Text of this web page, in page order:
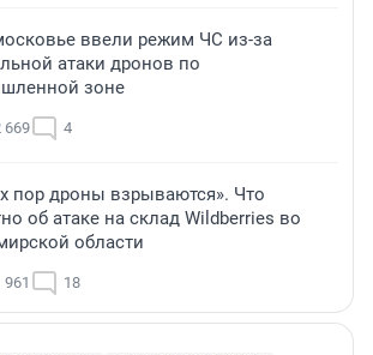
ввели режим ЧС из-за
атаки дронов по
зоне
669 4
пор дроны взрываются». Что
об атаке на склад Wildberries во
области
961 18